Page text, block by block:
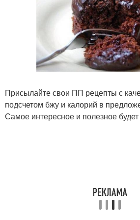
Присылайте свои ПП рецепты с
подсчетом бжу и калорий в
Самое интересное и полезное